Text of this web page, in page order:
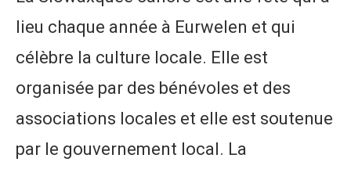
lieu chaque année à Eurwelen et qui
célèbre la culture locale. Elle est
organisée par des bénévoles et des
associations locales et elle est soutenue
par le gouvernement local. La